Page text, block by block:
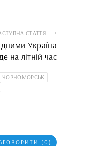
СТАТТЯ
Україна
на літній час
ЧОРНОМОРСЬК
(0)